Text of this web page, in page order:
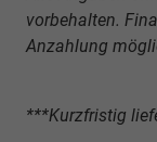
vorbehalten.
Anzahlung
***Kurzfristig